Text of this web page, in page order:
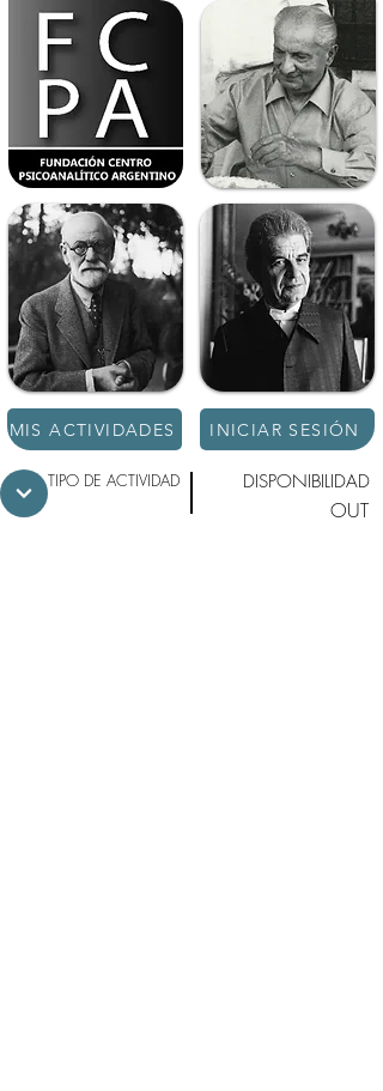
MIS ACTIVIDADES INICIAR SESIÓN
TIPO DE ACTIVIDAD DISPONIBILIDAD
OUT